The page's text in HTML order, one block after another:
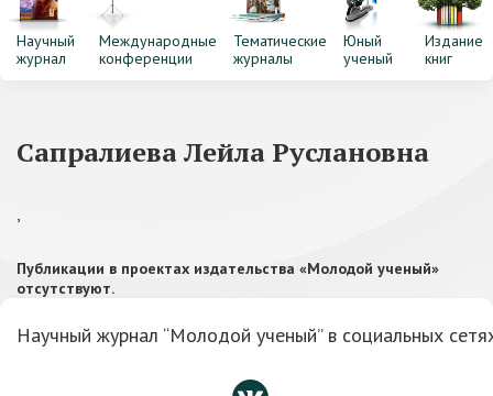
Научный
журнал
Международные
конференции
Тематические
журналы
Юный
ученый
Издание
книг
Сапралиева Лейла Руслановна
,
Публикации в проектах издательства «Молодой ученый»
отсутствуют.
Научный журнал “Молодой ученый” в социальных